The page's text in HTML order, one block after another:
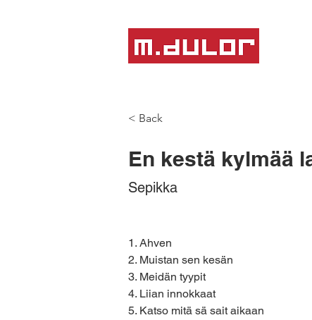
< Back
En kestä kylmää
Sepikka
1. Ahven
2. Muistan sen kesän
3. Meidän tyypit
4. Liian innokkaat
5. Katso mitä sä sait aikaan